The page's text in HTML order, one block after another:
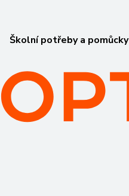
Školní potřeby a pomůcky